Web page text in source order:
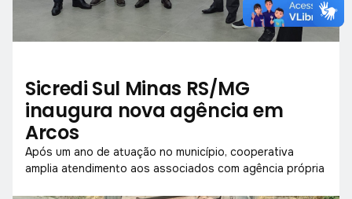
Sicredi Sul Minas RS/MG
inaugura nova agência em
Arcos
Após um ano de atuação no município, cooperativa
amplia atendimento aos associados com agência própria